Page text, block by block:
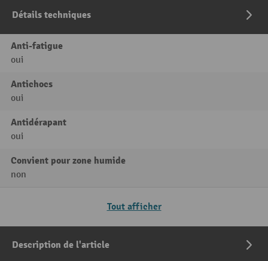
Détails techniques
Anti-fatigue
oui
Antichocs
oui
Antidérapant
oui
Convient pour zone humide
non
Tout afficher
Description de l'article